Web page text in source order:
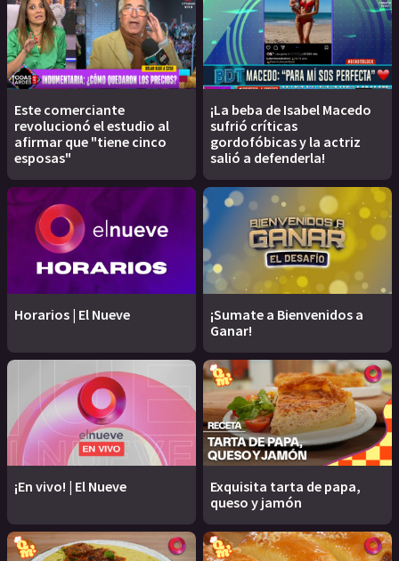
Este comerciante
revolucionó el estudio al
afirmar que "tiene cinco
esposas"
¡La beba de Isabel Macedo
sufrió críticas
gordofóbicas y la actriz
salió a defenderla!
Horarios | El Nueve
¡Sumate a Bienvenidos a
Ganar!
¡En vivo! | El Nueve
Exquisita tarta de papa,
queso y jamón